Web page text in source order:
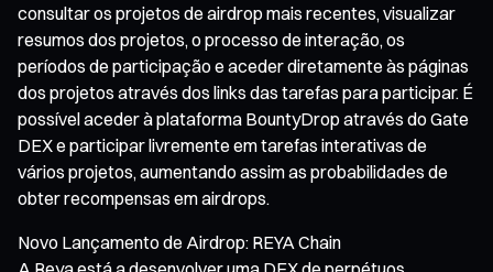
consultar os projetos de airdrop mais recentes, visualizar
resumos dos projetos, o processo de interação, os
períodos de participação e aceder diretamente às páginas
dos projetos através dos links das tarefas para participar. É
possível aceder à plataforma BountyDrop através do Gate
DEX e participar livremente em tarefas interativas de
vários projetos, aumentando assim as probabilidades de
obter recompensas em airdrops.
Novo Lançamento de Airdrop: REYA Chain